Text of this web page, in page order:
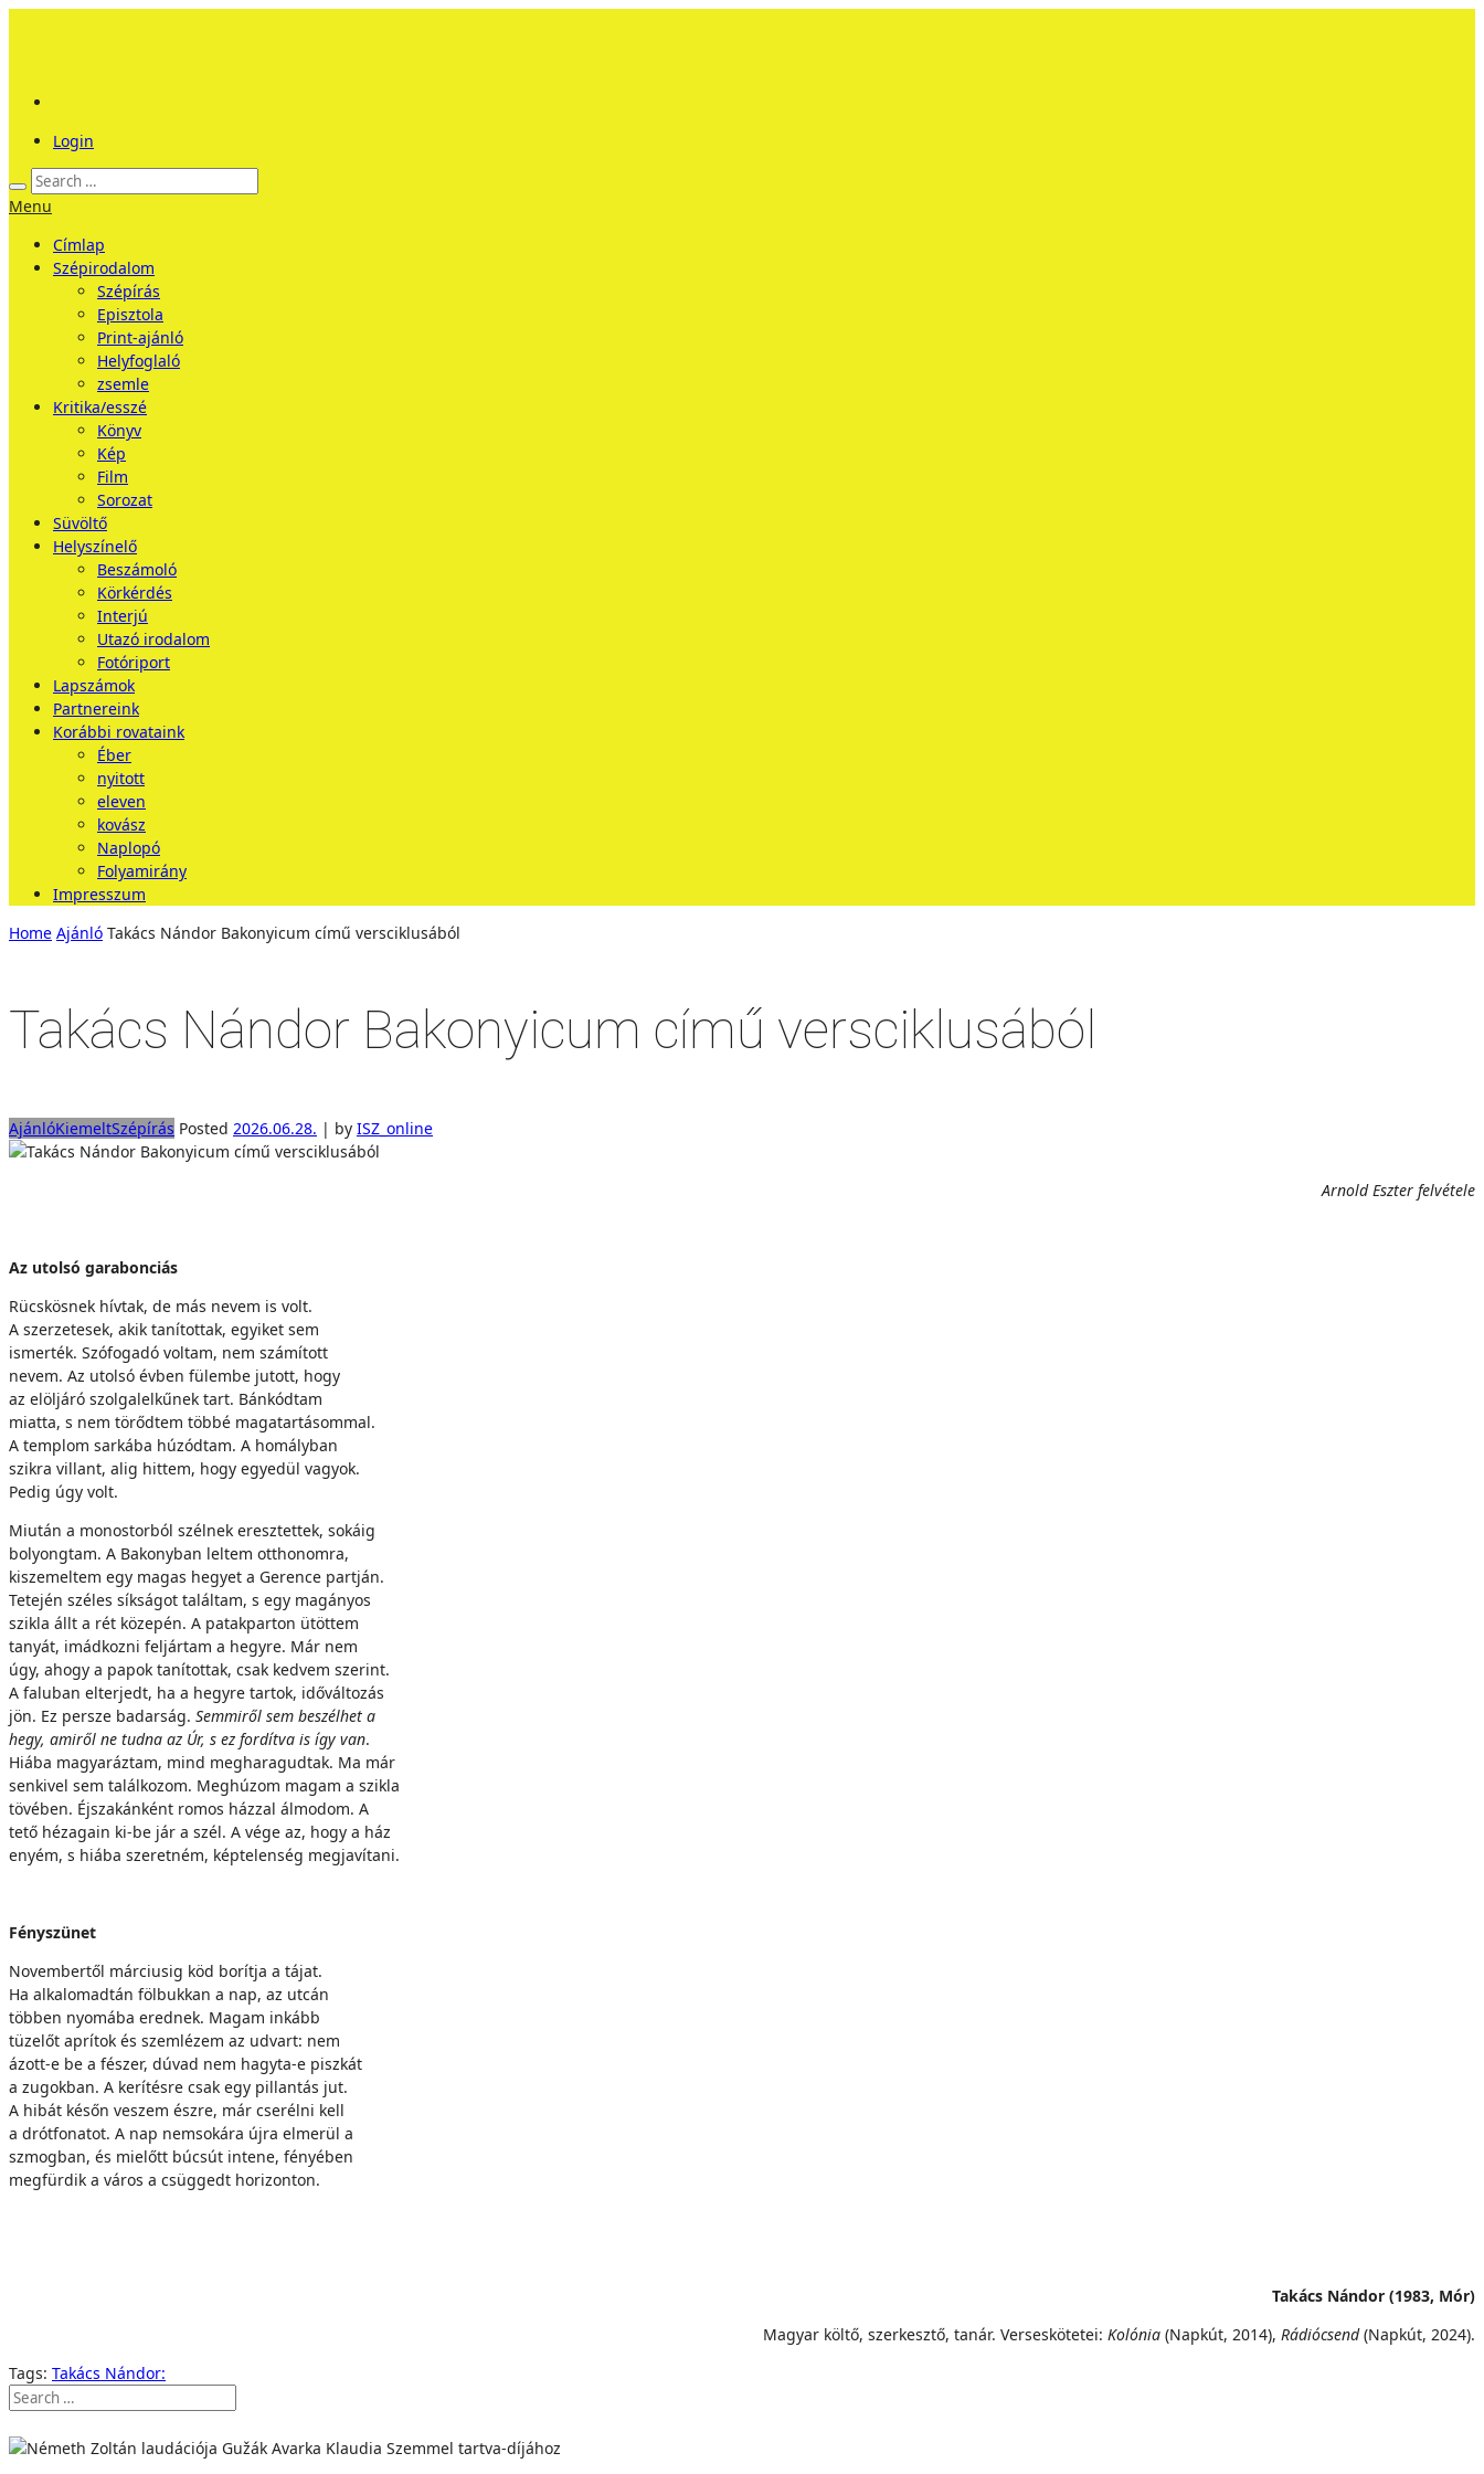
Login
Menu
Címlap
Szépirodalom
Szépírás
Episztola
Print-ajánló
Helyfoglaló
zsemle
Kritika/esszé
Könyv
Kép
Film
Sorozat
Süvöltő
Helyszínelő
Beszámoló
Körkérdés
Interjú
Utazó irodalom
Fotóriport
Lapszámok
Partnereink
Korábbi rovataink
Éber
nyitott
eleven
kovász
Naplopó
Folyamirány
Impresszum
Home Ajánló Takács Nándor Bakonyicum című versciklusából
Takács Nándor Bakonyicum című versciklusából
AjánlóKiemeltSzépírás Posted 2026.06.28. | by ISZ_online
Arnold Eszter felvétele
Az utolsó garabonciás
Rücskösnek hívtak, de más nevem is volt.
A szerzetesek, akik tanítottak, egyiket sem
ismerték. Szófogadó voltam, nem számított
nevem. Az utolsó évben fülembe jutott, hogy
az elöljáró szolgalelkűnek tart. Bánkódtam
miatta, s nem törődtem többé magatartásommal.
A templom sarkába húzódtam. A homályban
szikra villant, alig hittem, hogy egyedül vagyok.
Pedig úgy volt.
Miután a monostorból szélnek eresztettek, sokáig
bolyongtam. A Bakonyban leltem otthonomra,
kiszemeltem egy magas hegyet a Gerence partján.
Tetején széles síkságot találtam, s egy magányos
szikla állt a rét közepén. A patakparton ütöttem
tanyát, imádkozni feljártam a hegyre. Már nem
úgy, ahogy a papok tanítottak, csak kedvem szerint.
A faluban elterjedt, ha a hegyre tartok, időváltozás
jön. Ez persze badarság. Semmiről sem beszélhet a
hegy, amiről ne tudna az Úr, s ez fordítva is így van.
Hiába magyaráztam, mind megharagudtak. Ma már
senkivel sem találkozom. Meghúzom magam a szikla
tövében. Éjszakánként romos házzal álmodom. A
tető hézagain ki-be jár a szél. A vége az, hogy a ház
enyém, s hiába szeretném, képtelenség megjavítani.
Fényszünet
Novembertől márciusig köd borítja a tájat.
Ha alkalomadtán fölbukkan a nap, az utcán
többen nyomába erednek. Magam inkább
tüzelőt aprítok és szemlézem az udvart: nem
ázott-e be a fészer, dúvad nem hagyta-e piszkát
a zugokban. A kerítésre csak egy pillantás jut.
A hibát későn veszem észre, már cserélni kell
a drótfonatot. A nap nemsokára újra elmerül a
szmogban, és mielőtt búcsút intene, fényében
megfürdik a város a csüggedt horizonton.
Takács Nándor (1983, Mór)
Magyar költő, szerkesztő, tanár. Verseskötetei: Kolónia (Napkút, 2014), Rádiócsend(Napkút, 2024).
Tags: Takács Nándor: